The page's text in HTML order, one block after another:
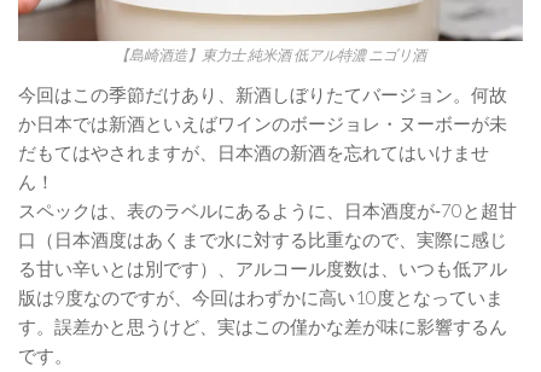
【島崎酒造】東力士 純米酒 低アル特濃 ニゴリ酒
今回はこの季節だけあり、新酒しぼりたてバージョン。何故
か日本では新酒といえばワインのボージョレ・ヌーボーが未
だもてはやされますが、日本酒の新酒を忘れてはいけませ
ん！
スペックは、表のラベルにあるように、日本酒度が‐70と超甘
口（日本酒度はあくまで水に対する比重なので、実際に感じ
る甘い辛いとは別です）、アルコール度数は、いつも低アル
版は9度なのですが、今回はわずかに高い10度となっていま
す。誤差かと思うけど、実はこの僅かな差が味に影響するん
です。